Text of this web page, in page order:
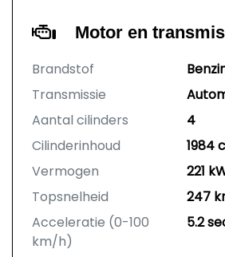
Motor en
Brandstof
Transmissie
Aantal cilinders
4
Cilinderinhoud
1984
Vermogen
221
Topsnelheid
247
Acceleratie (0-100
km/h)
5.2